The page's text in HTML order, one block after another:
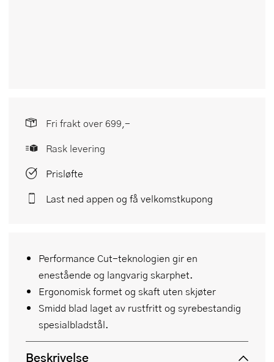
Performance Cut-teknologien gir en
enestående og langvarig skarphet.
Ergonomisk formet og skaft uten skjøter
Smidd blad laget av rustfritt og syrebestandig
spesialbladstål.
Beskrivelse
Fri frakt over 699,-
Rask levering
Prisløfte
Last ned appen og få velkomstkupong